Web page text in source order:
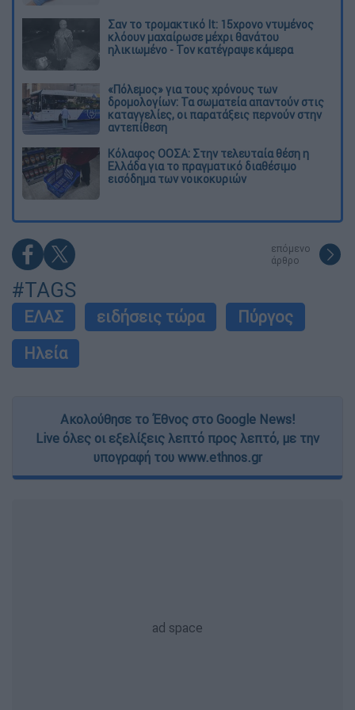
Σαν το τρομακτικό It: 15χρονο ντυμένος
κλόουν μαχαίρωσε μέχρι θανάτου
ηλικιωμένο - Τον κατέγραψε κάμερα
«Πόλεμος» για τους χρόνους των
δρομολογίων: Τα σωματεία απαντούν στις
καταγγελίες, οι παρατάξεις περνούν στην
αντεπίθεση
Κόλαφος ΟΟΣΑ: Στην τελευταία θέση η
Ελλάδα για το πραγματικό διαθέσιμο
εισόδημα των νοικοκυριών
επόμενο
άρθρο
#TAGS
ΕΛΑΣ ειδήσεις τώρα
Πύργος
Ηλεία
Ακολούθησε το Έθνος στο Google News!
Live όλες οι εξελίξεις λεπτό προς λεπτό, με την
υπογραφή του www.ethnos.gr